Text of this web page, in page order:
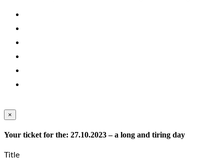
×
Your ticket for the: 27.10.2023 – a long and tiring day
Title